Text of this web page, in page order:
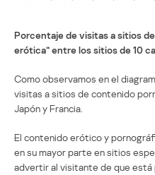
Porcentaje de visitas a sitios
erótica” entre los sitios de 10
Como observamos en el
visitas a sitios de contenido
Japón y Francia.
El contenido erótico y
en su mayor parte en sitios
advertir al visitante de que está